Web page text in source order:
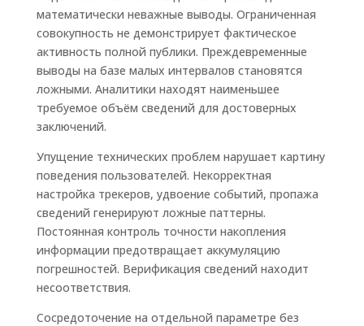
математически неважные выводы. Ограниченная
совокупность не демонстрирует фактическое
активность полной публики. Преждевременные
выводы на базе малых интервалов становятся
ложными. Аналитики находят наименьшее
требуемое объём сведений для достоверных
заключений.
Упущение технических проблем нарушает картину
поведения пользователей. Некорректная
настройка трекеров, удвоение событий, пропажа
сведений генерируют ложные паттерны.
Постоянная контроль точности накопления
информации предотвращает аккумуляцию
погрешностей. Верификация сведений находит
несоответствия.
Сосредоточение на отдельной параметре без